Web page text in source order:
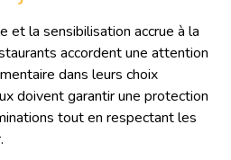
et la sensibilisation accrue à la
accordent une attention
dans leurs choix
doivent garantir une protection
tout en respectant les